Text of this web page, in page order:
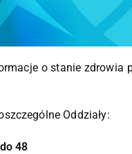
o stanie zdrowia
Oddziały:
48